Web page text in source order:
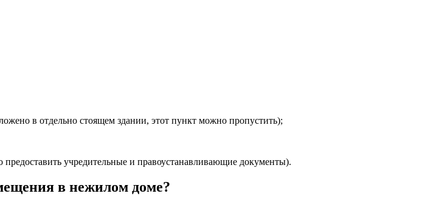
в отдельно стоящем здании, этот пункт можно пропустить);
учредительные и правоустанавливающие документы).
в нежилом доме?